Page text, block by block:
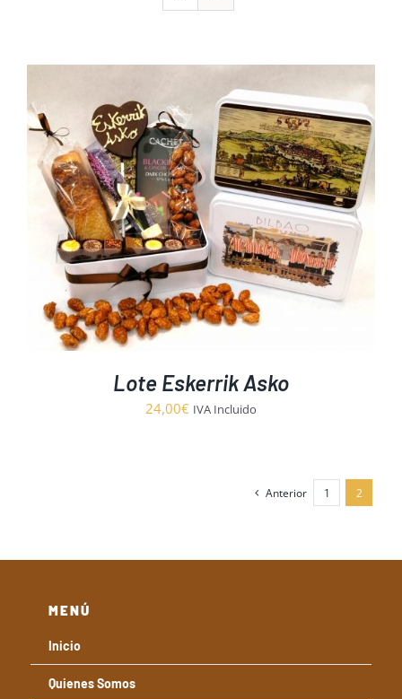
Lote Eskerrik Asko
24,00€ IVA Incluido
Anterior 1 2
MENÚ
Inicio
Quienes Somos